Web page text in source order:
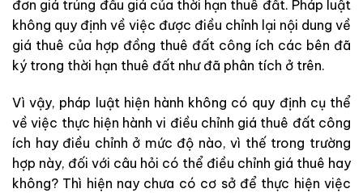
đơn giá trúng đấu giá của thời hạn thuê đất. Pháp luật
không quy định về việc được điều chỉnh lại nội dung về
giá thuê của hợp đồng thuê đất công ích các bên đã
ký trong thời hạn thuê đất như đã phân tích ở trên.
Vì vậy, pháp luật hiện hành không có quy định cụ thể
về việc thực hiện hành vi điều chỉnh giá thuê đất công
ích hay điều chỉnh ở mức độ nào, vì thế trong trường
hợp này, đối với câu hỏi có thể điều chỉnh giá thuê hay
không? Thì hiện nay chưa có cơ sở để thực hiện việc